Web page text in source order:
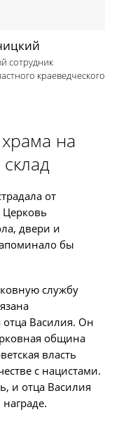
сотрудник
краеведческого
на
от
Церковь
двери и
бы
службу
отца Василия. Он
община
власть
с нацистами.
и отца Василия